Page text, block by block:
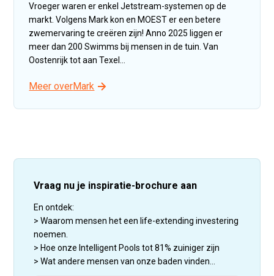
Vroeger waren er enkel Jetstream-systemen op de
markt. Volgens Mark kon en MOEST er een betere
zwemervaring te creëren zijn! Anno 2025 liggen er
meer dan 200 Swimms bij mensen in de tuin. Van
Oostenrijk tot aan Texel...
Meer overMark
Vraag nu je inspiratie-brochure aan
En ontdek:
> Waarom mensen het een life-extending investering
noemen.
> Hoe onze Intelligent Pools tot 81% zuiniger zijn
> Wat andere mensen van onze baden vinden...